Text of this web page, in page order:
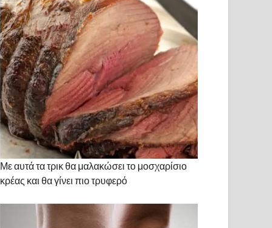
Με αυτά τα τρικ θα μαλακώσει το μοσχαρίσιο
κρέας και θα γίνει πιο τρυφερό